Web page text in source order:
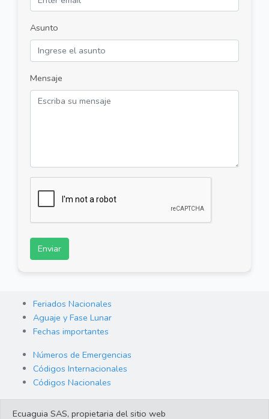
Asunto
Mensaje
Enviar
Feriados Nacionales
Aguaje y Fase Lunar
Fechas importantes
Números de Emergencias
Códigos Internacionales
Códigos Nacionales
Ecuaguia SAS, propietaria del sitio web